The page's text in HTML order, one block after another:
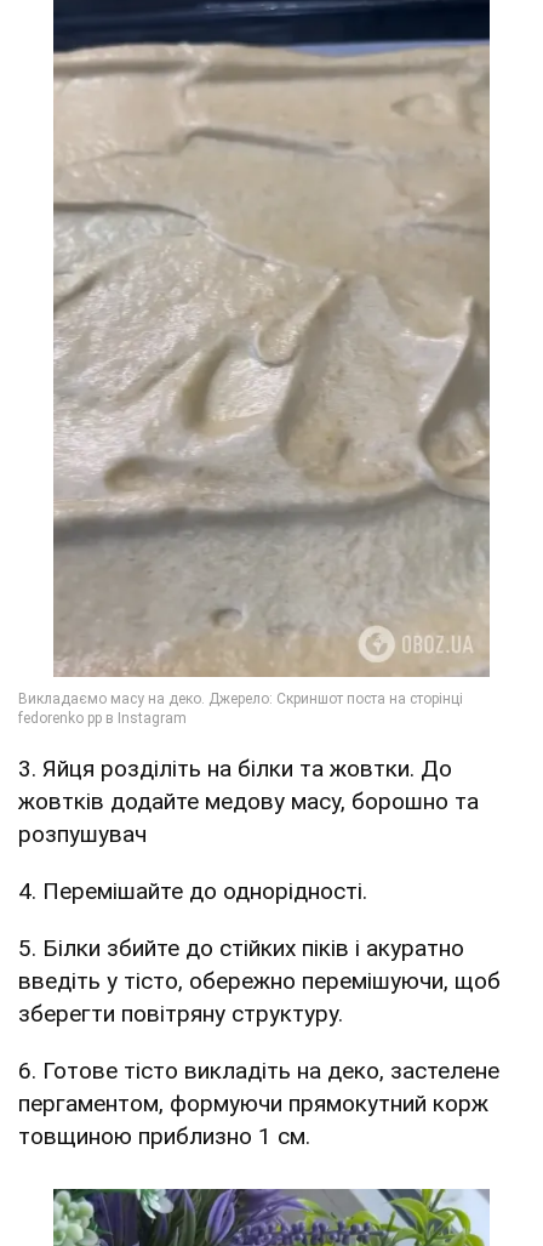
3. Яйця розділіть на білки та жовтки. До
жовтків додайте медову масу, борошно та
розпушувач
4. Перемішайте до однорідності.
5. Білки збийте до стійких піків і акуратно
введіть у тісто, обережно перемішуючи, щоб
зберегти повітряну структуру.
6. Готове тісто викладіть на деко, застелене
пергаментом, формуючи прямокутний корж
товщиною приблизно 1 см.